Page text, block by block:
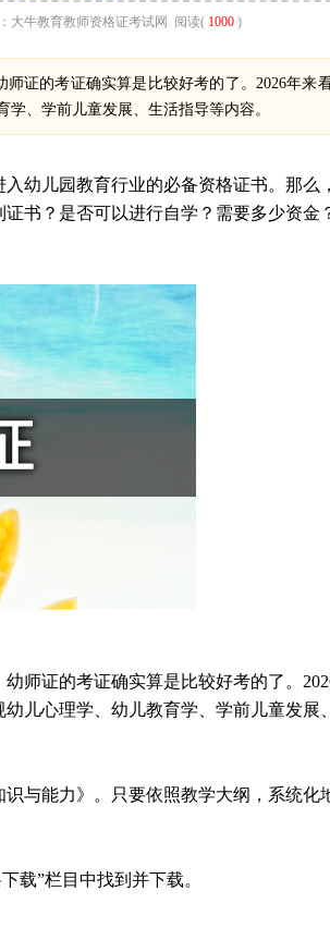
大牛教育教师资格证考试网 阅读( 1000 )
证的考证确实算是比较好考的了。2026年来
、学前儿童发展、生活指导等内容。
幼儿园教育行业的必备资格证书。那么
书？是否可以进行自学？需要多少资金
师证的考证确实算是比较好考的了。
儿心理学、幼儿教育学、学前儿童发展
与能力》。只要依照教学大纲，系统化
载”栏目中找到并下载。